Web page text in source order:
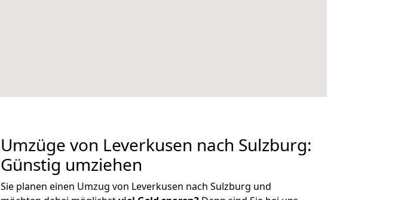
Umzüge von Leverkusen nach Sulzburg:
Günstig umziehen
Sie planen einen Umzug von Leverkusen nach Sulzburg und